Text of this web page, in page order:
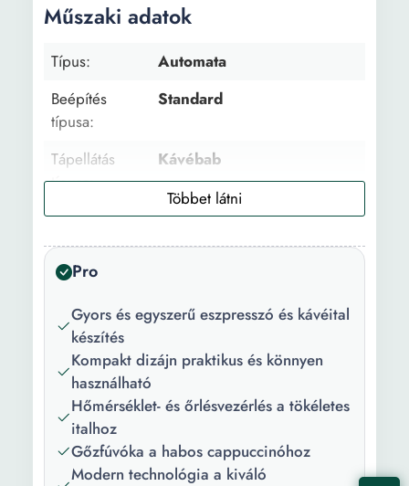
Műszaki adatok
Típus:
Automata
Beépítés
típusa:
Standard
Tápellátás
típusa:
Kávébab
Használat:
Háztartási Kereskedelmi
Elkészített
termékek
száma:
3
Tejadagoló
rendszer:
Kézi
Csésze
2
Pro
Gyors és egyszerű eszpresszó és kávéital
készítés
Kompakt dizájn praktikus és könnyen
használható
Hőmérséklet- és őrlésvezérlés a tökéletes
italhoz
Gőzfúvóka a habos cappuccinóhoz
Modern technológia a kiváló